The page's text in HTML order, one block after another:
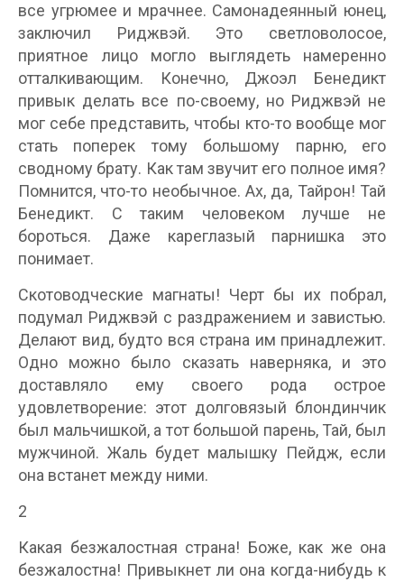
все угрюмее и мрачнее. Самонадеянный юнец,
заключил Риджвэй. Это светловолосое,
приятное лицо могло выглядеть намеренно
отталкивающим. Конечно, Джоэл Бенедикт
привык делать все по-своему, но Риджвэй не
мог себе представить, чтобы кто-то вообще мог
стать поперек тому большому парню, его
сводному брату. Как там звучит его полное имя?
Помнится, что-то необычное. Ах, да, Тайрон! Тай
Бенедикт. С таким человеком лучше не
бороться. Даже кареглазый парнишка это
понимает.
Скотоводческие магнаты! Черт бы их побрал,
подумал Риджвэй с раздражением и завистью.
Делают вид, будто вся страна им принадлежит.
Одно можно было сказать наверняка, и это
доставляло ему своего рода острое
удовлетворение: этот долговязый блондинчик
был мальчишкой, а тот большой парень, Тай, был
мужчиной. Жаль будет малышку Пейдж, если
она встанет между ними.
2
Какая безжалостная страна! Боже, как же она
безжалостна! Привыкнет ли она когда-нибудь к